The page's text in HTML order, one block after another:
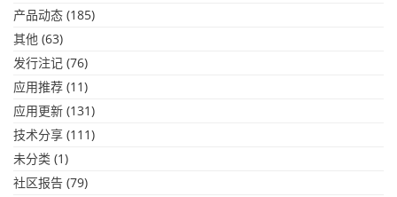
产品动态 (185)
其他 (63)
发行注记 (76)
应用推荐 (11)
应用更新 (131)
技术分享 (111)
未分类 (1)
社区报告 (79)